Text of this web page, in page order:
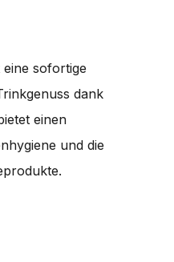
sofortige
dank
einen
und die